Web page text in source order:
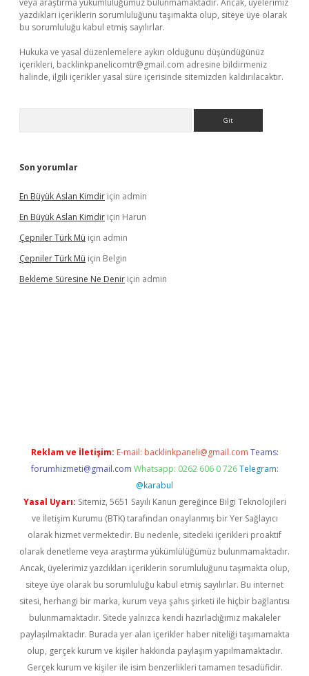
veya araştırma yükümlülüğümüz bulunmamaktadır. Ancak, üyelerimiz
yazdıkları içeriklerin sorumluluğunu taşımakta olup, siteye üye olarak
bu sorumluluğu kabul etmiş sayılırlar.
Hukuka ve yasal düzenlemelere aykırı olduğunu düşündüğünüz
içerikleri, backlinkpanelicomtr@gmail.com adresine bildirmeniz
halinde, ilgili içerikler yasal süre içerisinde sitemizden kaldırılacaktır.
Son yorumlar
En Büyük Aslan Kimdir için admin
En Büyük Aslan Kimdir için Harun
Çepniler Türk Mü için admin
Çepniler Türk Mü için Belgin
Bekleme Süresine Ne Denir için admin
Reklam ve İletişim: E-mail: backlinkpaneli@gmail.com Teams:
forumhizmeti@gmail.com Whatsapp: 0262 606 0 726 Telegram:
@karabul
Yasal Uyarı: Sitemiz, 5651 Sayılı Kanun gereğince Bilgi Teknolojileri
ve İletişim Kurumu (BTK) tarafından onaylanmış bir Yer Sağlayıcı
olarak hizmet vermektedir. Bu nedenle, sitedeki içerikleri proaktif
olarak denetleme veya araştırma yükümlülüğümüz bulunmamaktadır.
Ancak, üyelerimiz yazdıkları içeriklerin sorumluluğunu taşımakta olup,
siteye üye olarak bu sorumluluğu kabul etmiş sayılırlar. Bu internet
sitesi, herhangi bir marka, kurum veya şahıs şirketi ile hiçbir bağlantısı
bulunmamaktadır. Sitede yalnızca kendi hazırladığımız makaleler
paylaşılmaktadır. Burada yer alan içerikler haber niteliği taşımamakta
olup, gerçek kurum ve kişiler hakkında paylaşım yapılmamaktadır.
Gerçek kurum ve kişiler ile isim benzerlikleri tamamen tesadüfidir.